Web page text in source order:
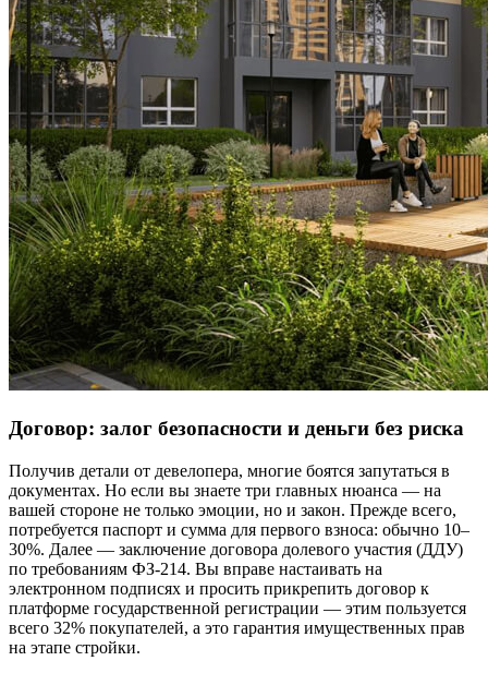
Договор: залог безопасности и деньги без риска
Получив детали от девелопера, многие боятся запутаться в
документах. Но если вы знаете три главных нюанса — на
вашей стороне не только эмоции, но и закон. Прежде всего,
потребуется паспорт и сумма для первого взноса: обычно 10–
30%. Далее — заключение договора долевого участия (ДДУ)
по требованиям ФЗ-214. Вы вправе настаивать на
электронном подписях и просить прикрепить договор к
платформе государственной регистрации — этим пользуется
всего 32% покупателей, а это гарантия имущественных прав
на этапе стройки.